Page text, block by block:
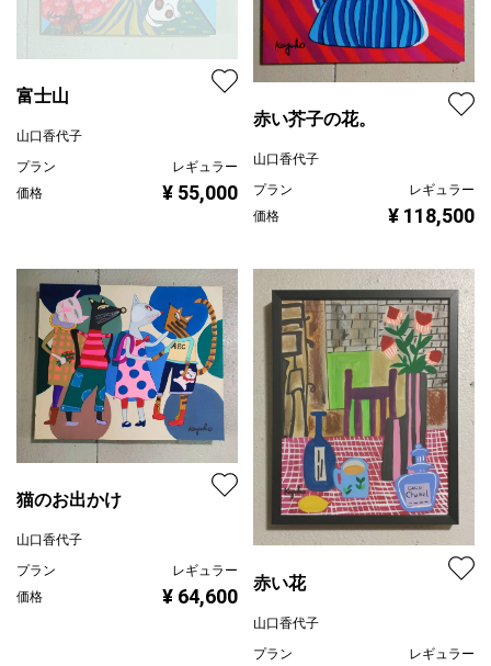
富士山
山口香代子
プラン
レギュラー
価格
¥ 55,000
赤い芥子の花。
山口香代子
プラン
レギュラー
価格
¥ 118,500
猫のお出かけ
山口香代子
プラン
レギュラー
価格
¥ 64,600
赤い花
山口香代子
プラン
レギュラー